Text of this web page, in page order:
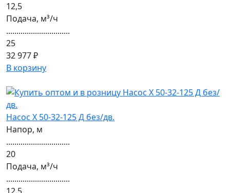
12,5
Подача, м³/ч
...............................
25
32 977 ₽
В корзину
Насос Х 50-32-125 Д без/дв.
Напор, м
...............................
20
Подача, м³/ч
...............................